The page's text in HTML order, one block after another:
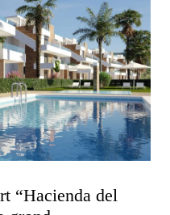
“Hacienda del